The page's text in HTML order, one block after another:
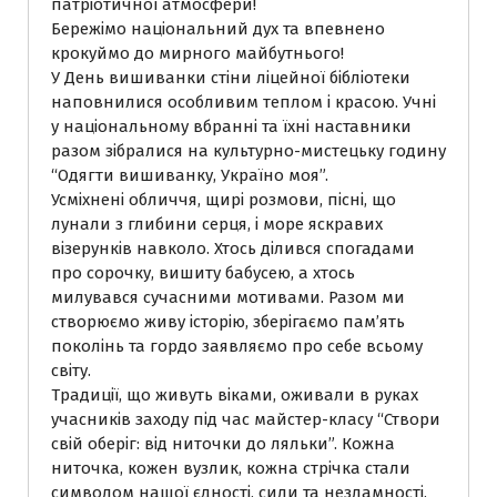
патріотичної атмосфери!
Бережімо національний дух та впевнено
крокуймо до мирного майбутнього!
У День вишиванки стіни ліцейної бібліотеки
наповнилися особливим теплом і красою. Учні
у національному вбранні та їхні наставники
разом зібралися на культурно-мистецьку годину
“Одягти вишиванку, Україно моя”.
Усміхнені обличчя, щирі розмови, пісні, що
лунали з глибини серця, і море яскравих
візерунків навколо. Хтось ділився спогадами
про сорочку, вишиту бабусею, а хтось
милувався сучасними мотивами. Разом ми
створюємо живу історію, зберігаємо пам’ять
поколінь та гордо заявляємо про себе всьому
світу.
Традиції, що живуть віками, оживали в руках
учасників заходу під час майстер-класу “Створи
свій оберіг: від ниточки до ляльки”. Кожна
ниточка, кожен вузлик, кожна стрічка стали
символом нашої єдності, сили та незламності.